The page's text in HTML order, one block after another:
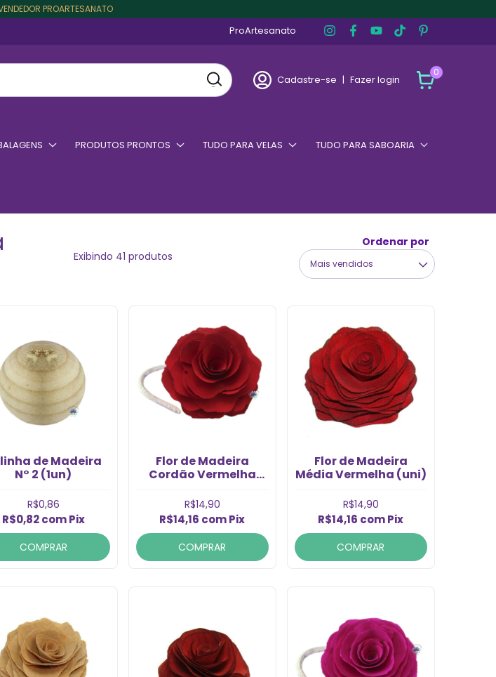
PROARTESANATO
ProArtesanato
Cadastre-se | Fazer login
0
PRODUTOS PRONTOS TUDO PARA VELAS TUDO PARA SABOARIA
Exibindo 41 produtos
Ordenar por
de Madeira
N° 2 (1un)
R$0,86
R$0,82comPix
COMPRAR
Flor de Madeira
Cordão Vermelha
(1Un)
R$14,90
R$14,16 comPix
COMPRAR
Flor de Madeira
Média Vermelha (uni)
R$14,90
R$14,16 comPix
COMPRAR